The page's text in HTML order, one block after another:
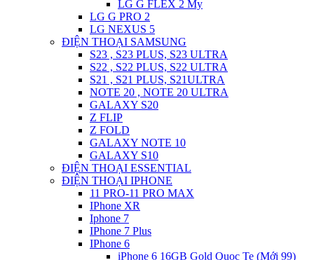
LG G FLEX 2 My
LG G PRO 2
LG NEXUS 5
ĐIỆN THOẠI SAMSUNG
S23 , S23 PLUS, S23 ULTRA
S22 , S22 PLUS, S22 ULTRA
S21 , S21 PLUS, S21ULTRA
NOTE 20 , NOTE 20 ULTRA
GALAXY S20
Z FLIP
Z FOLD
GALAXY NOTE 10
GALAXY S10
ĐIỆN THOẠI ESSENTIAL
ĐIỆN THOẠI IPHONE
11 PRO-11 PRO MAX
IPhone XR
Iphone 7
IPhone 7 Plus
IPhone 6
iPhone 6 16GB Gold Quoc Te (Mới 99)